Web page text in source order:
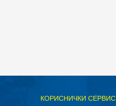
КОРИСНИЧКИ СЕРВИС